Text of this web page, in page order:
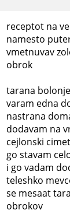
receptot na
namesto
vmetnuvav
obrok
tarana
varam edna
nastrana
dodavam na
cejlonski
go stavam
i go vadam
teleshko
se mesaat
obrokov